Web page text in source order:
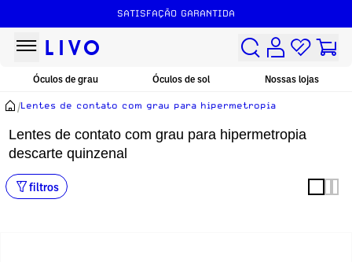
FRETE GRÁTIS ACIMA DE R$149
SATISFAÇÃO GARANTIDA
Óculos de grau Óculos de sol Nossas lojas
Lentes de contato com grau para hipermetropia
descarte quinzenal
/Lentes de contato com grau para hipermetropia
filtros